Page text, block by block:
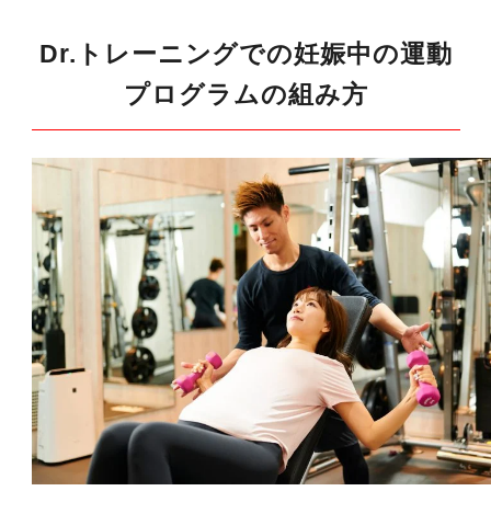
Dr.トレーニングでの妊娠中の運動
プログラムの組み方